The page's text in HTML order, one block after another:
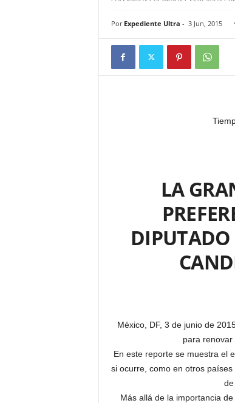
Por Expediente Ultra - 3 Jun, 2015
LA
México, DF, 3 de junio de
para renovar
En este reporte se muestra el
si ocurre, como en otros
Más allá de la importancia